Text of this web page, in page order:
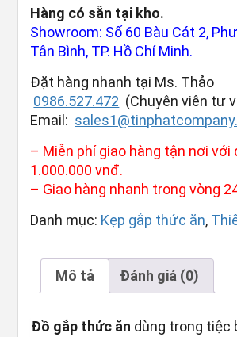
Hàng có sẵn tại kho.
Showroom: Số 60 Bàu Cát 2,
Tân Bình, TP. Hồ Chí Minh.
Đặt hàng nhanh tại Ms. Thảo
0986.527.472 (Chuyên viên tư
Email:
– Miễn phí giao hàng tận nơi với
1.000.000 vnđ.
– Giao hàng nhanh trong vòng
Danh mục: Kẹp gắp thức ăn,
Mô tả Đánh giá (0)
Đồ gắp thức ăn dùng trong tiệc